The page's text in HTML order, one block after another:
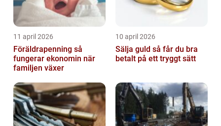
11 april 2026
Föräldrapenning så
fungerar ekonomin när
familjen växer
10 april 2026
Sälja guld så får du bra
betalt på ett tryggt sätt